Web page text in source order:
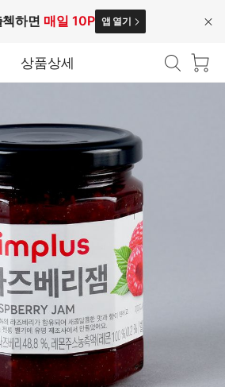
하면 매일 10P 앱 열기
닫
상품상세